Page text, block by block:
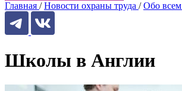
Главная / Новости охраны труда / Обо всем
Школы в Англии